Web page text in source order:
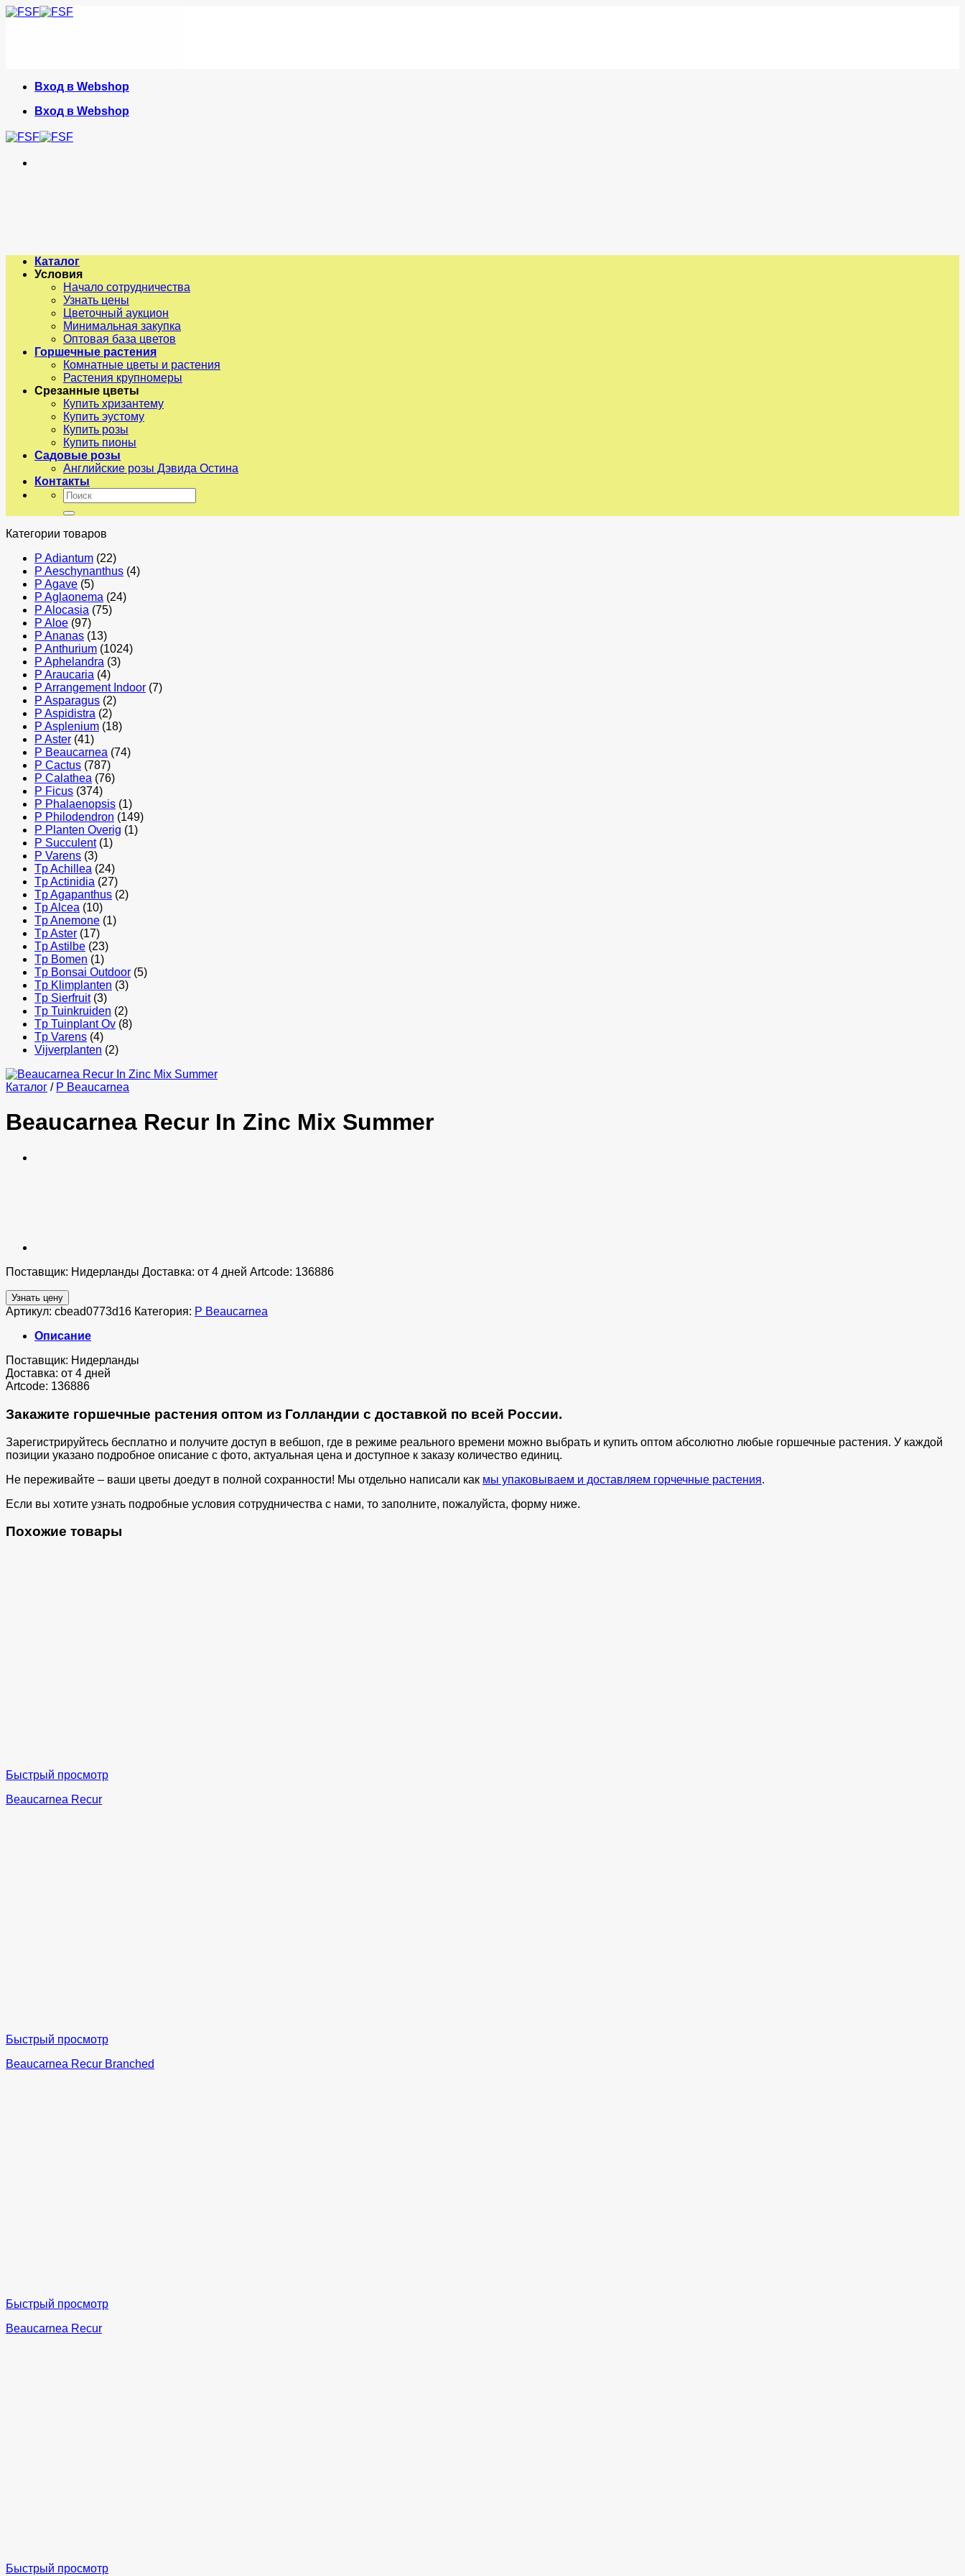
Skip
Вход в Webshop
Вход в Webshop
Каталог
Условия
Начало сотрудничества
Узнать цены
Цветочный аукцион
Минимальная закупка
Оптовая база цветов
Горшечные растения
Комнатные цветы и растения
Растения крупномеры
Срезанные цветы
Купить хризантему
Купить эустому
Купить розы
Купить пионы
Садовые розы
Английские розы Дэвида Остина
Контакты
Искать:
Категории товаров
P Adiantum (22)
P Aeschynanthus (4)
P Agave (5)
P Aglaonema (24)
P Alocasia (75)
P Aloe (97)
P Ananas (13)
P Anthurium (1024)
P Aphelandra (3)
P Araucaria (4)
P Arrangement Indoor (7)
P Asparagus (2)
P Aspidistra (2)
P Asplenium (18)
P Aster (41)
P Beaucarnea (74)
P Cactus (787)
P Calathea (76)
P Ficus (374)
P Phalaenopsis (1)
P Philodendron (149)
P Planten Overig (1)
P Succulent (1)
P Varens (3)
Tp Achillea (24)
Tp Actinidia (27)
Tp Agapanthus (2)
Tp Alcea (10)
Tp Anemone (1)
Tp Aster (17)
Tp Astilbe (23)
Tp Bomen (1)
Tp Bonsai Outdoor (5)
Tp Klimplanten (3)
Tp Sierfruit (3)
Tp Tuinkruiden (2)
Tp Tuinplant Ov (8)
Tp Varens (4)
Vijverplanten (2)
Каталог / P Beaucarnea
Beaucarnea Recur In Zinc Mix Summer
Поставщик: Нидерланды Доставка: от 4 дней Artcode: 136886
Узнать цену
Артикул: cbead0773d16 Категория: P Beaucarnea
Описание
Поставщик: Нидерланды
Доставка: от 4 дней
Artcode: 136886
Закажите горшечные растения оптом из Голландии с доставкой по всей России.
Зарегистрируйтесь бесплатно и получите доступ в вебшоп, где в режиме реального времени можно выбрать и купить оптом абсолютно любые горшечные растения. У каждой
позиции указано подробное описание с фото, актуальная цена и доступное к заказу количество единиц.
Не переживайте – ваши цветы доедут в полной сохранности! Мы отдельно написали как мы упаковываем и доставляем горчечные растения.
Если вы хотите узнать подробные условия сотрудничества с нами, то заполните, пожалуйста, форму ниже.
Похожие товары
Быстрый просмотр
Beaucarnea Recur
Быстрый просмотр
Beaucarnea Recur Branched
Быстрый просмотр
Beaucarnea Recur
Быстрый просмотр